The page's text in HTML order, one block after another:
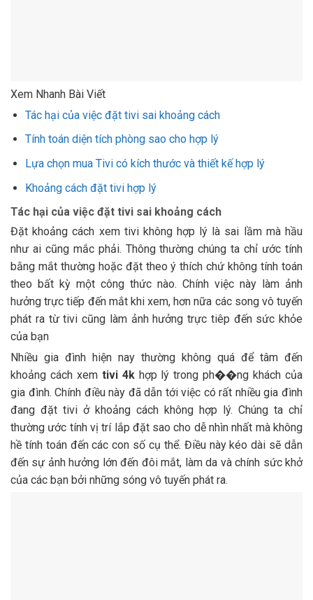
Xem Nhanh Bài Viết
Tác hại của việc đặt tivi sai khoảng cách
Tính toán diện tích phòng sao cho hợp lý
Lựa chọn mua Tivi có kích thước và thiết kế hợp lý
Khoảng cách đặt tivi hợp lý
Tác hại của việc đặt tivi sai khoảng cách
Đặt khoảng cách xem tivi không hợp lý là sai lầm mà hầu
như ai cũng mắc phải. Thông thường chúng ta chỉ ước tính
bằng mắt thường hoặc đặt theo ý thích chứ không tính toán
theo bất kỳ một công thức nào. Chính việc này làm ảnh
hưởng trực tiếp đến mắt khi xem, hơn nữa các song vô tuyến
phát ra từ tivi cũng làm ảnh hưởng trực tiêp đến sức khỏe
của bạn
Nhiều gia đình hiện nay thường không quá để tâm đến
khoảng cách xem tivi 4khợp lý trong ph��ng khách của
gia đình. Chính điều này đã dẫn tới việc có rất nhiều gia đình
đang đặt tivi ở khoảng cách không hợp lý. Chúng ta chỉ
thường ước tính vị trí lắp đặt sao cho dễ nhìn nhất mà không
hề tính toán đến các con số cụ thể. Điều này kéo dài sẽ dẫn
đến sự ảnh hưởng lớn đến đôi mắt, làm da và chính sức khở
của các bạn bởi những sóng vô tuyến phát ra.